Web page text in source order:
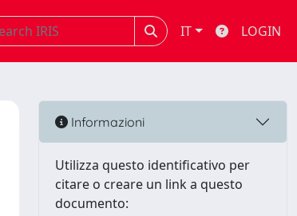
IT LOGIN
Informazioni
Utilizza questo identificativo per
citare o creare un link a questo
documento: